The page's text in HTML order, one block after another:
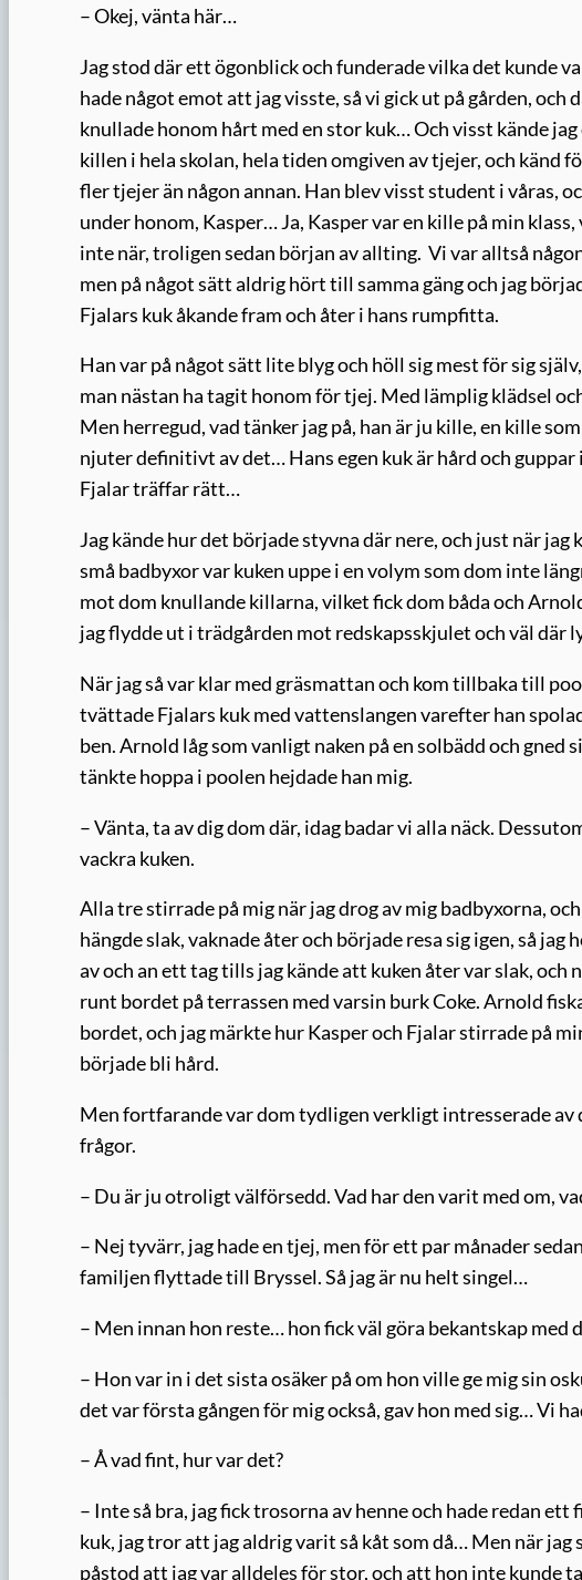
– Okej, vänta här…
Jag stod där ett ögonblick och funderade vilka det kunde
hade något emot att jag visste, så vi gick ut på gården, och
knullade honom hårt med en stor kuk… Och visst kände
killen i hela skolan, hela tiden omgiven av tjejer, och
fler tjejer än någon annan. Han blev visst student i våras,
under honom, Kasper… Ja, Kasper var en kille på min
inte när, troligen sedan början av allting. Vi var alltså
men på något sätt aldrig hört till samma gäng och jag
Fjalars kuk åkande fram och åter i hans rumpfitta.
Han var på något sätt lite blyg och höll sig mest för sig
man nästan ha tagit honom för tjej. Med lämplig klädsel
Men herregud, vad tänker jag på, han är ju kille, en kille
njuter definitivt av det… Hans egen kuk är hård och
Fjalar träffar rätt…
Jag kände hur det började styvna där nere, och just när
små badbyxor var kuken uppe i en volym som dom inte
mot dom knullande killarna, vilket fick dom båda och
jag flydde ut i trädgården mot redskapsskjulet och väl där
När jag så var klar med gräsmattan och kom tillbaka till
tvättade Fjalars kuk med vattenslangen varefter han
ben. Arnold låg som vanligt naken på en solbädd och gned
tänkte hoppa i poolen hejdade han mig.
– Vänta, ta av dig dom där, idag badar vi alla näck.
vackra kuken.
Alla tre stirrade på mig när jag drog av mig badbyxorna,
hängde slak, vaknade åter och började resa sig igen, så
av och an ett tag tills jag kände att kuken åter var slak,
runt bordet på terrassen med varsin burk Coke. Arnold
bordet, och jag märkte hur Kasper och Fjalar stirrade på
började bli hård.
Men fortfarande var dom tydligen verkligt intresserade
frågor.
– Du är ju otroligt välförsedd. Vad har den varit med om,
– Nej tyvärr, jag hade en tjej, men för ett par månader
familjen flyttade till Bryssel. Så jag är nu helt singel…
– Men innan hon reste… hon fick väl göra bekantskap med
– Hon var in i det sista osäker på om hon ville ge mig sin
det var första gången för mig också, gav hon med sig… Vi
– Å vad fint, hur var det?
– Inte så bra, jag fick trosorna av henne och hade redan
kuk, jag tror att jag aldrig varit så kåt som då… Men när
påstod att jag var alldeles för stor, och att hon inte kunde